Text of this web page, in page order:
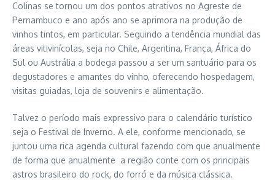
Colinas se tornou um dos pontos atrativos no Agreste de
Pernambuco e ano após ano se aprimora na produção de
vinhos tintos, em particular. Seguindo a tendência mundial das
áreas vitivinícolas, seja no Chile, Argentina, França, África do
Sul ou Austrália a bodega passou a ser um santuário para os
degustadores e amantes do vinho, oferecendo hospedagem,
visitas guiadas, loja de souvenirs e alimentação.
Talvez o período mais expressivo para o calendário turístico
seja o Festival de Inverno. A ele, conforme mencionado, se
juntou uma rica agenda cultural fazendo com que anualmente
de forma que anualmente a região conte com os principais
astros brasileiro do rock, do forró e da música clássica.